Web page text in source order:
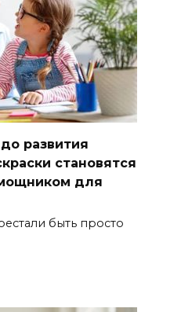
развития
становятся
для
быть просто